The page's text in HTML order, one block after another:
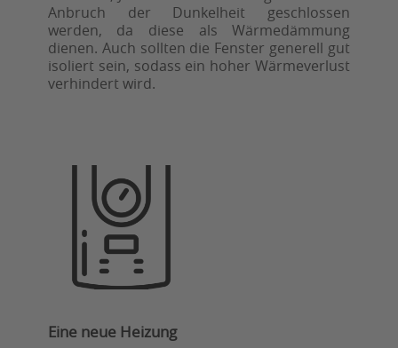
Anbruch der Dunkelheit geschlossen
werden, da diese als Wärmedämmung
dienen. Auch sollten die Fenster generell gut
isoliert sein, sodass ein hoher Wärmeverlust
verhindert wird.
Eine neue Heizung